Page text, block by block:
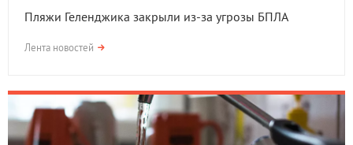
Пляжи Геленджика закрыли из-за угрозы БПЛА
Лента новостей